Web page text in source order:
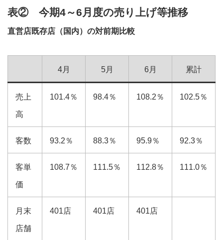
表② 今期4～6月度の売り上げ等推移
直営店既存店（国内）の対前期比較
4月 5月 6月 累計
売上
高
101.4％ 98.4％ 108.2％ 102.5％
客数 93.2％ 88.3％ 95.9％ 92.3％
客単
価
108.7％ 111.5％ 112.8％ 111.0％
月末
店舗
401店 401店 401店